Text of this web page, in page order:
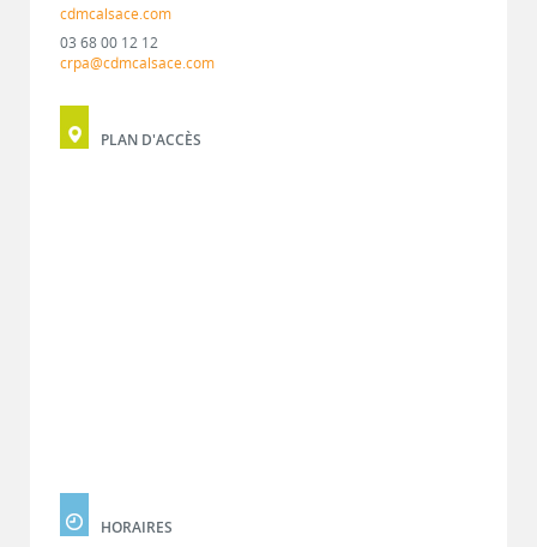
cdmcalsace.com
03 68 00 12 12
crpa@cdmcalsace.com
PLAN D'ACCÈS
HORAIRES